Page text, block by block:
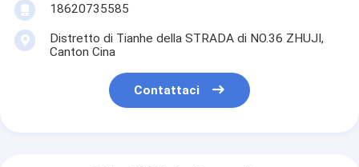
18620735585
Distretto di Tianhe della STRADA di NO.36 ZHUJI,
Canton Cina
Contattaci